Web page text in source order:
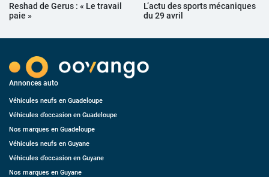
Reshad de Gerus : « Le travail
paie »
L’actu des sports mécaniques
du 29 avril
Annonces auto
Véhicules neufs en Guadeloupe
Véhicules d’occasion en Guadeloupe
Nos marques en Guadeloupe
Véhicules neufs en Guyane
Véhicules d’occasion en Guyane
Nos marques en Guyane